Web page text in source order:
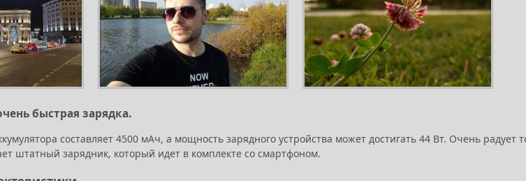
быстрая зарядка.
составляет 4500 мАч, а мощность зарядного устройства может достигать 44 Вт. Очень радует
штатный зарядник, который идет в комплекте со смартфоном.